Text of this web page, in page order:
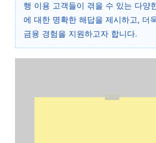
행 이용 고객들이 겪을 수 있는 다양
에 대한 명확한 해답을 제시하고, 더
금융 경험을 지원하고자 합니다.